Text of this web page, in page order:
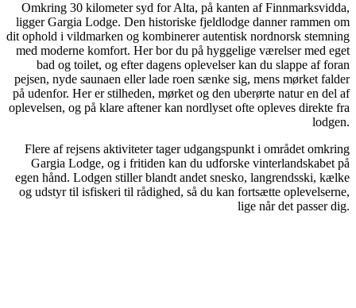
Omkring 30 kilometer syd for Alta, på kanten af Finnmarksvidda,
ligger Gargia Lodge. Den historiske fjeldlodge danner rammen om
dit ophold i vildmarken og kombinerer autentisk nordnorsk stemning
med moderne komfort. Her bor du på hyggelige værelser med eget
bad og toilet, og efter dagens oplevelser kan du slappe af foran
pejsen, nyde saunaen eller lade roen sænke sig, mens mørket falder
på udenfor. Her er stilheden, mørket og den uberørte natur en del af
oplevelsen, og på klare aftener kan nordlyset ofte opleves direkte fra
lodgen.
Flere af rejsens aktiviteter tager udgangspunkt i området omkring
Gargia Lodge, og i fritiden kan du udforske vinterlandskabet på
egen hånd. Lodgen stiller blandt andet snesko, langrendsski, kælke
og udstyr til isfiskeri til rådighed, så du kan fortsætte oplevelserne,
lige når det passer dig.